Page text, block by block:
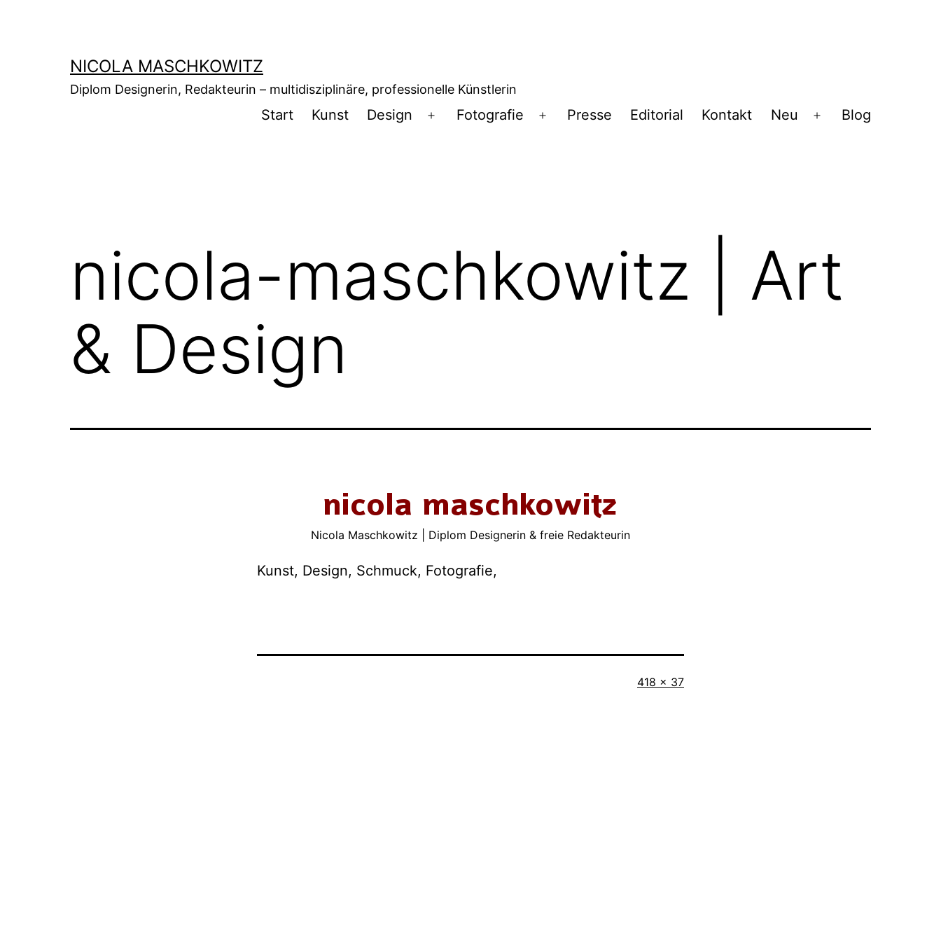
NICOLA MASCHKOWITZ
Diplom Designerin, Redakteurin – multidisziplinäre, professionelle Künstlerin
Start Kunst Design
Menü
Fotografie
Menü
Presse Editorial Kontakt Neu
Menü
Blog
nicola-maschkowitz | Art
& Design
Nicola Maschkowitz | Diplom Designerin & freie Redakteurin
Kunst, Design, Schmuck, Fotografie,
Originalgröße
418 × 37